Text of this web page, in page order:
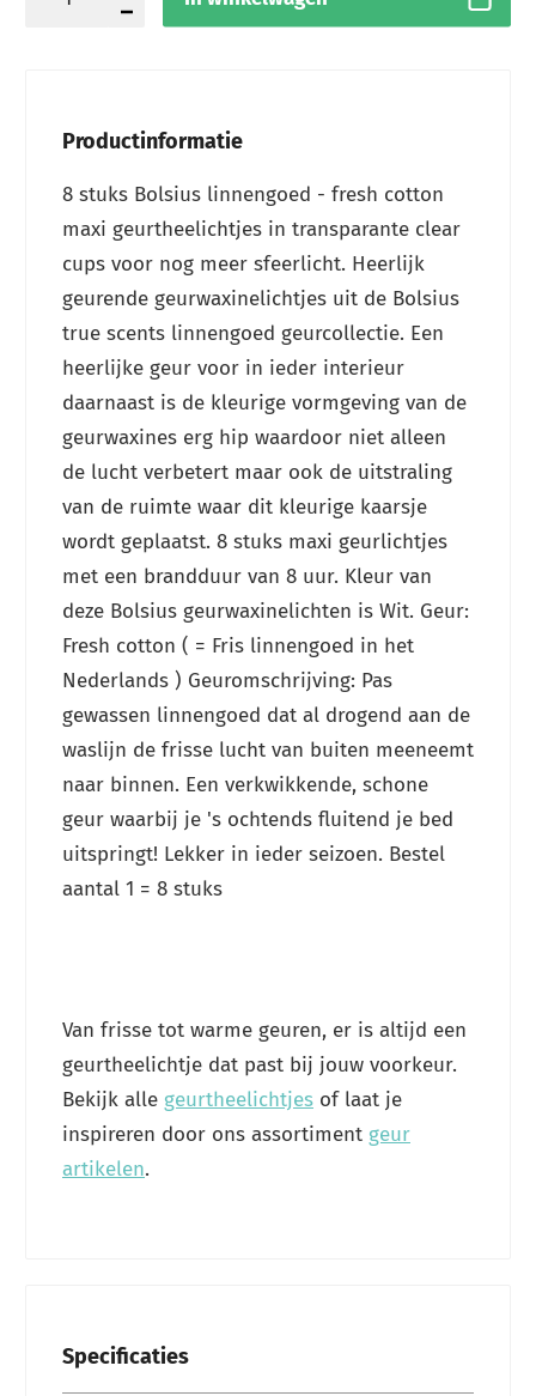
Productinformatie
8 stuks Bolsius linnengoed - fresh cotton
maxi geurtheelichtjes in transparante clear
cups voor nog meer sfeerlicht. Heerlijk
geurende geurwaxinelichtjes uit de Bolsius
true scents linnengoed geurcollectie. Een
heerlijke geur voor in ieder interieur
daarnaast is de kleurige vormgeving van de
geurwaxines erg hip waardoor niet alleen
de lucht verbetert maar ook de uitstraling
van de ruimte waar dit kleurige kaarsje
wordt geplaatst. 8 stuks maxi geurlichtjes
met een brandduur van 8 uur. Kleur van
deze Bolsius geurwaxinelichten is Wit. Geur:
Fresh cotton ( = Fris linnengoed in het
Nederlands ) Geuromschrijving: Pas
gewassen linnengoed dat al drogend aan de
waslijn de frisse lucht van buiten meeneemt
naar binnen. Een verkwikkende, schone
geur waarbij je 's ochtends fluitend je bed
uitspringt! Lekker in ieder seizoen. Bestel
aantal 1 = 8 stuks
Van frisse tot warme geuren, er is altijd een
geurtheelichtje dat past bij jouw voorkeur.
Bekijk alle geurtheelichtjes of laat je
inspireren door ons assortiment geur
artikelen.
Specificaties